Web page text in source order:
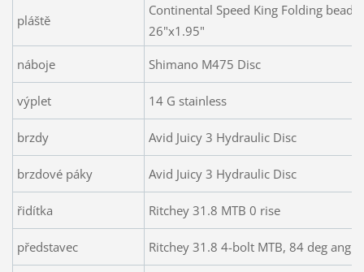
pláště
Continental Speed King Folding bead
26"x1.95"
náboje Shimano M475 Disc
výplet 14 G stainless
brzdy Avid Juicy 3 Hydraulic Disc
brzdové páky Avid Juicy 3 Hydraulic Disc
řidítka Ritchey 31.8 MTB 0 rise
představec Ritchey 31.8 4-bolt MTB, 84 deg angle